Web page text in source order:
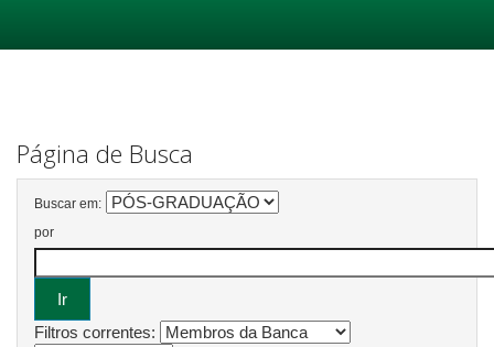
Página de Busca
Buscar em:
por
Filtros correntes: